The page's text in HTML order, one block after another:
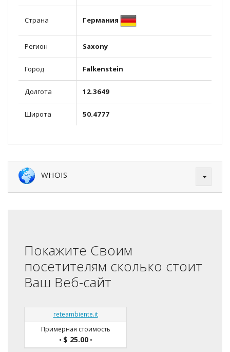
Страна Германия
Регион Saxony
Город Falkenstein
Долгота 12.3649
Широта 50.4777
WHOIS
Покажите Своим
посетителям сколько стоит
Ваш Веб-сайт
reteambiente.it
Примерная стоимость
• $ 25.00•